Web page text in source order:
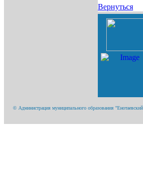
Вернуться
© Администрация муниципального образования